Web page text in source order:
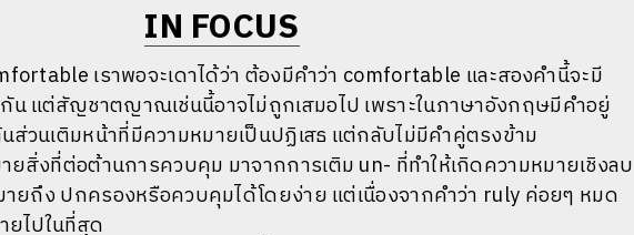
IN FOCUS
เราพอจะเดาได้ว่า ต้องมีคำว่า comfortable และสองคำนี้จะมี
น แต่สัญชาตญาณเช่นนี้อาจไม่ถูกเสมอไป เพราะในภาษาอังกฤษมีคำอยู่
ส่วนเติมหน้าที่มีความหมายเป็นปฏิเสธ แต่กลับไม่มีคำคู่ตรงข้าม
ยสิ่งที่ต่อต้านการควบคุม มาจากการเติม un- ที่ทำให้เกิดความหมายเชิงลบ
ยถึง ปกครองหรือควบคุมได้โดยง่าย แต่เนื่องจากคำว่า ruly ค่อยๆ หมด
ยไปในที่สุด